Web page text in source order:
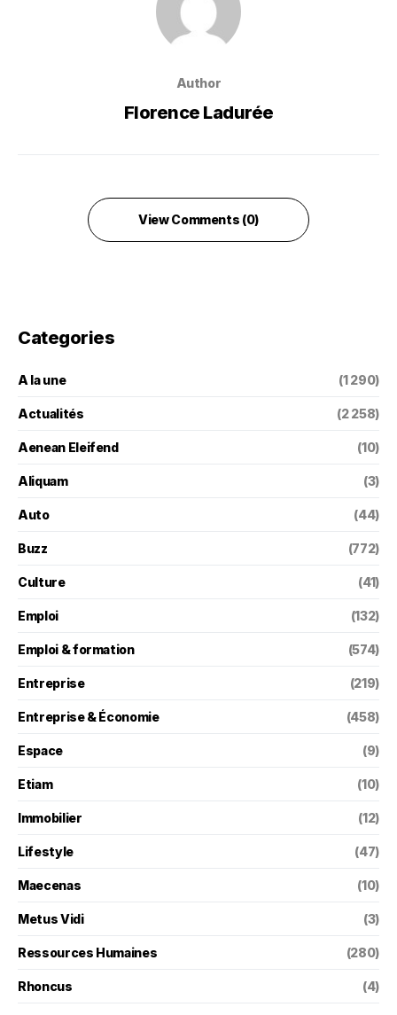
Author
Florence Ladurée
View Comments (0)
Categories
A la une (1 290)
Actualités (2 258)
Aenean Eleifend (10)
Aliquam (3)
Auto (44)
Buzz (772)
Culture (41)
Emploi (132)
Emploi & formation (574)
Entreprise (219)
Entreprise & Économie (458)
Espace (9)
Etiam (10)
Immobilier (12)
Lifestyle (47)
Maecenas (10)
Metus Vidi (3)
Ressources Humaines (280)
Rhoncus (4)